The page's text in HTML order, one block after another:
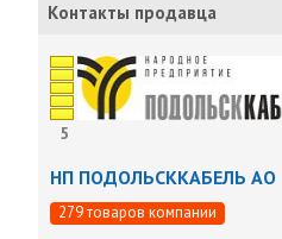
Контакты продавца
5
НП ПОДОЛЬСККАБЕЛЬ АО
279 товаров компании